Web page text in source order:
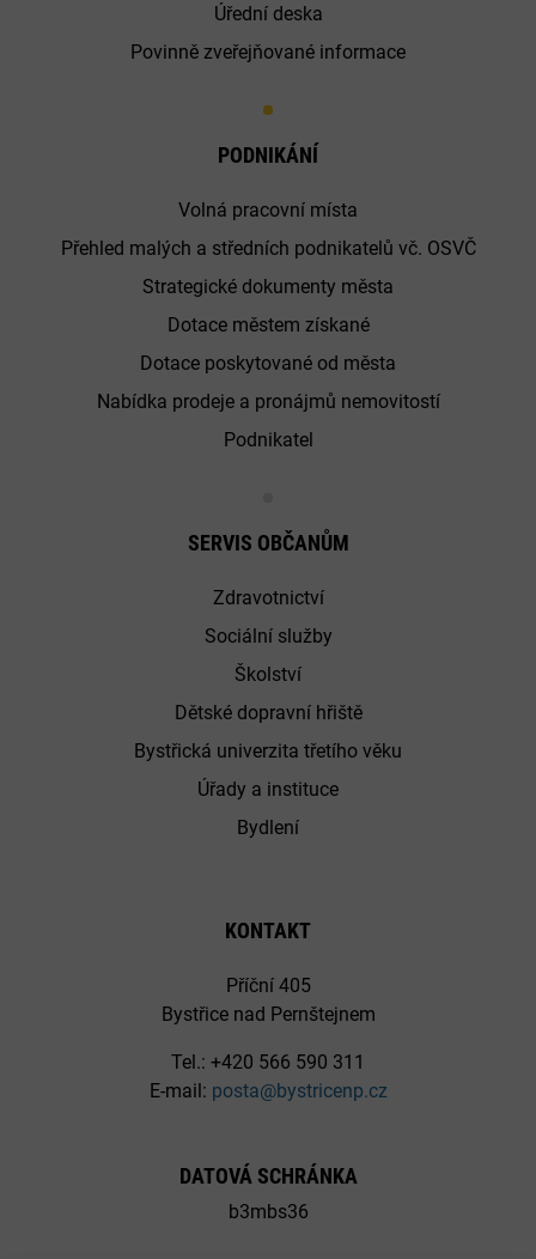
Úřední deska
Povinně zveřejňované informace
PODNIKÁNÍ
Volná pracovní místa
Přehled malých a středních podnikatelů vč. OSVČ
Strategické dokumenty města
Dotace městem získané
Dotace poskytované od města
Nabídka prodeje a pronájmů nemovitostí
Podnikatel
SERVIS OBČANŮM
Zdravotnictví
Sociální služby
Školství
Dětské dopravní hřiště
Bystřická univerzita třetího věku
Úřady a instituce
Bydlení
KONTAKT
Příční 405
Bystřice nad Pernštejnem
Tel.: +420 566 590 311
E-mail: posta@bystricenp.cz
DATOVÁ SCHRÁNKA
b3mbs36